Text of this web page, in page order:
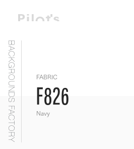
BACKGROUNDS FACTORY FABRIC
F826
Navy